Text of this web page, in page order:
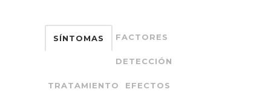
SÍNTOMAS FACTORES
DETECCIÓN
TRATAMIENTO EFECTOS